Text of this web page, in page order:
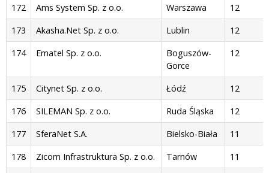
172
Ams System Sp. z o.o. Warszawa
12
173
Akasha.Net Sp. z o.o. Lublin
12
174
Ematel Sp. z o.o.
Boguszów-
Gorce
12
175 Citynet Sp. z o.o. Łódź
12
176
SILEMAN Sp. z o.o. Ruda Śląska
12
177
SferaNet S.A. Bielsko-Biała
11
178
Zicom Infrastruktura Sp. z o.o. Tarnów
11